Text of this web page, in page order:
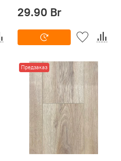
29.90 Br
Предзаказ